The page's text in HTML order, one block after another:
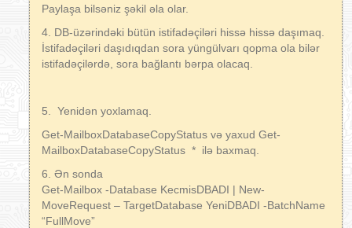
Paylaşa bilsəniz şəkil əla olar.
4. DB-üzərindəki bütün istifadəçiləri hissə hissə daşımaq.
İstifadəçiləri daşıdıqdan sora yüngülvarı qopma ola bilər
istifadəçilərdə, sora bağlantı bərpa olacaq.
5. Yenidən yoxlamaq.
Get-MailboxDatabaseCopyStatus və yaxud Get-
MailboxDatabaseCopyStatus * ilə baxmaq.
6. Ən sonda
Get-Mailbox -Database KecmisDBADI | New-
MoveRequest – TargetDatabase YeniDBADI -BatchName
“FullMove”